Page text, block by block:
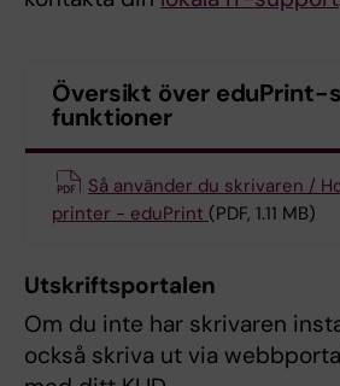
Översikt över eduPrint-
funktioner
Så använder du skrivaren /
printer - eduPrint (PDF, 1.11 MB)
Utskriftsportalen
Om du inte har skrivaren
också skriva ut via